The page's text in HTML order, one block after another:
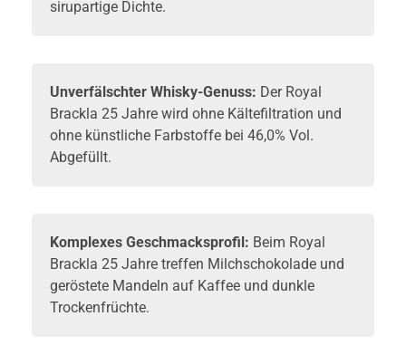
sirupartige Dichte.
Unverfälschter Whisky-Genuss: Der Royal
Brackla 25 Jahre wird ohne Kältefiltration und
ohne künstliche Farbstoffe bei 46,0% Vol.
Abgefüllt.
Komplexes Geschmacksprofil: Beim Royal
Brackla 25 Jahre treffen Milchschokolade und
geröstete Mandeln auf Kaffee und dunkle
Trockenfrüchte.